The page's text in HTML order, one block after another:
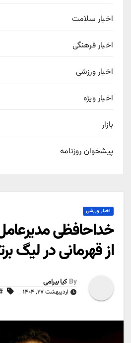
اخبار سلامت
اخبار فرهنگی
اخبار ورزشی
اخبار ویژه
بازار
پیشخوان روزنامه
اخبار ورزشی
خداحافظی
از قهرمانی در لیگ
By کیا بیرامی
اردیبهشت ۲۷, ۱۴۰۴